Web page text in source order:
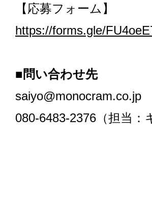
【応募フォーム】
https://forms.gle/
■問い合わせ先
saiyo@monocram.co.jp
080-6483-2376（担当：